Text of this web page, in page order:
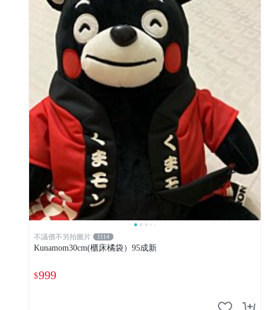
不議價不另拍圖片 1114
Kunamom30cm(櫃床橘袋）95成新
$999